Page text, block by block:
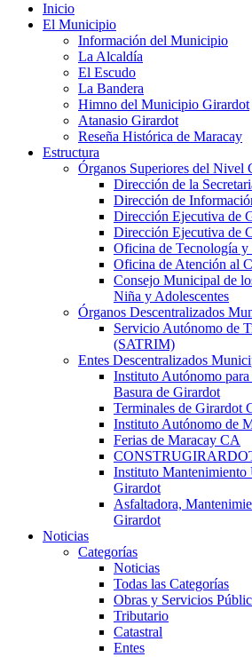
Inicio
El Municipio
Información del Municipio
La Alcaldía
El Escudo
La Bandera
Himno del Municipio Girardot
Atanasio Girardot
Reseña Histórica de Maracay
Estructura
Órganos Superiores del Nivel
Dirección de la
Dirección de
Dirección Ejecutiva de
Dirección Ejecutiva de
Oficina de Tecnología y
Oficina de Atención al
Consejo Municipal de
Niña y Adolescentes
Órganos Descentralizados
Servicio Autónomo de
(SATRIM)
Entes Descentralizados
Instituto Autónomo
Basura de Girardot
Terminales de Girardot
Instituto Autónomo de
Ferias de Maracay CA
Instituto
Girardot
Asfaltadora,
Girardot
Noticias
Categorías
Noticias
Todas las Categorías
Obras y Servicios
Tributario
Catastral
Entes